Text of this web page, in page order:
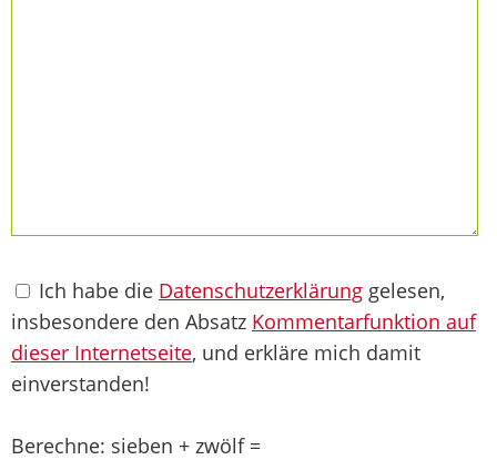
Ich habe die Datenschutzerklärung gelesen,
insbesondere den Absatz Kommentarfunktion auf
dieser Internetseite, und erkläre mich damit
einverstanden!
Berechne: sieben + zwölf =